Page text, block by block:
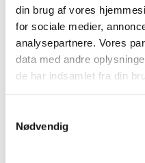
din brug af vores
for sociale medier,
analysepartnere. Vores
data med andre
de har indsamlet fra din
Nødvendig
Gastrobutikken ApS
Rømersvej 31
7430 Ikast
CVR: 38952986
Telefon træffetid: